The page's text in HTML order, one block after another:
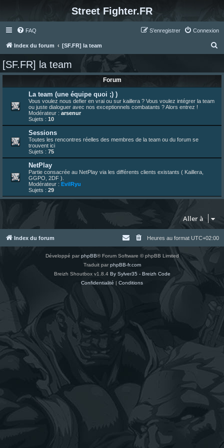
Street Fighter.FR
FAQ Connexion
S’enregistrer
Index du forum [SF.FR] la team
[SF.FR] la team
Forum
La team (une équipe quoi ;) )
Vous voulez nous defier en vrai ou sur kaillera ? Vous voulez intégrer la team
ou juste dialoguer avec nos exceptionnels combatants ? Alors entrez !
Modérateur : arsenur
Sujets : 10
Sessions
Toutes les rencontres réelles des membres de la team ou du forum se
trouvent ici
Sujets : 75
NetPlay
Partie consacrée au NetPlay via les différents clients existants ( Kaillera,
GGPO, 2DF ).
Modérateur : EvilRyu
Sujets : 29
Aller à
Index du forum Heures au format UTC+02:00
Développé parphpBB® Forum Software © phpBB Limited
Traduit parphpBB-fr.com
Breizh Shoutbox v1.8.4 By Sylver35 - Breizh Code
Confidentialité | Conditions